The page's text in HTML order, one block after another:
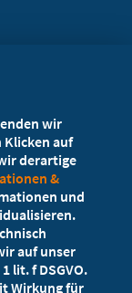
wir
Klicken auf
derartige
&
und
auf unser
lit. f DSGVO.
Wirkung für